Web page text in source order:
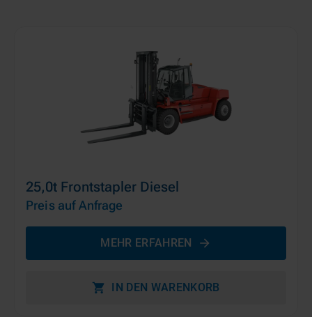
25,0t Frontstapler Diesel
Preis auf Anfrage
MEHR ERFAHREN
IN DEN WARENKORB